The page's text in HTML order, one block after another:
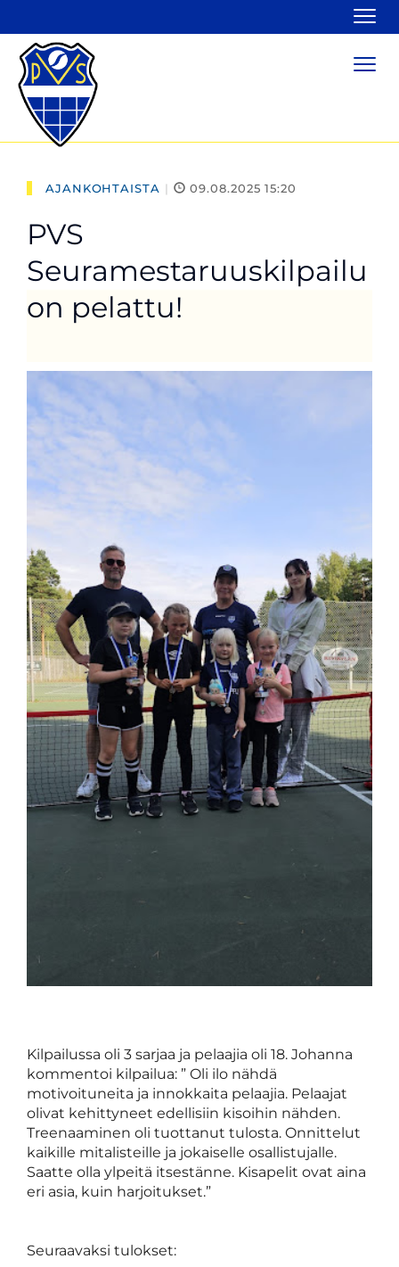
AJANKOHTAISTA | 09.08.2025 15:20
PVS
Seuramestaruuskilpailu
on pelattu!
Kilpailussa oli 3 sarjaa ja pelaajia oli 18. Johanna
kommentoi kilpailua: ” Oli ilo nähdä
motivoituneita ja innokkaita pelaajia. Pelaajat
olivat kehittyneet edellisiin kisoihin nähden.
Treenaaminen oli tuottanut tulosta. Onnittelut
kaikille mitalisteille ja jokaiselle osallistujalle.
Saatte olla ylpeitä itsestänne. Kisapelit ovat aina
eri asia, kuin harjoitukset.”
Seuraavaksi tulokset: